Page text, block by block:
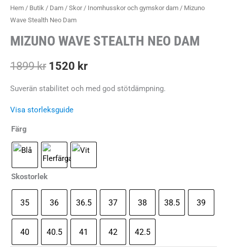
Hem / Butik / Dam / Skor/ Inomhusskor och gymskor dam / Mizuno
Wave Stealth Neo Dam
MIZUNO WAVE STEALTH NEO DAM
1899kr Det
ursprungliga
priset
1899 kr.
1520 krDet
nuvarande
1520 kr.
Suverän stabilitet och med god stötdämpning.
Visa storleksguide
Färg
Skostorlek
35 36 36.5 37 38 38.5 39
40 40.5 41 42 42.5